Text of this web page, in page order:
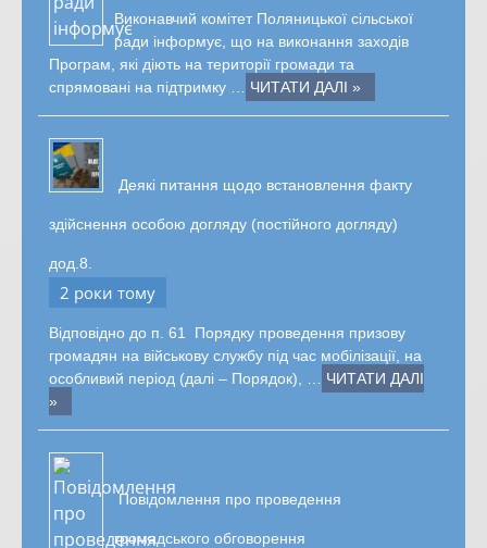
Виконавчий комітет Поляницької сільської
ради інформує, що на виконання заходів
Програм, які діють на території громади та
спрямовані на підтримку …
ЧИТАТИ ДАЛІ »
Деякі питання щодо встановлення факту
здійснення особою догляду (постійного догляду)
дод.8.
2 роки тому
Відповідно до п. 61 Порядку проведення призову
громадян на військову службу під час мобілізації, на
особливий період (далі – Порядок), …
ЧИТАТИ ДАЛІ
»
Повідомлення про проведення
громадського обговорення